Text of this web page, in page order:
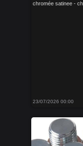
chromée satinee -
23/07/2026 00:00